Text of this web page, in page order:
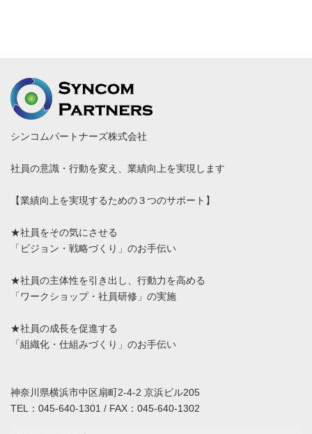
シンコムパートナーズ株式会社
社員の意識・行動を変え、業績向上を実現します
【業績向上を実現するための３つのサポート】
★社員をその気にさせる
「ビジョン・戦略づくり」のお手伝い
★社員の主体性を引き出し、行動力を高める
「ワークショップ・社員研修」の実施
★社員の成長を促進する
「組織化・仕組みづくり」のお手伝い
神奈川県横浜市中区扇町2-4-2 京浜ビル205
TEL：045-640-1301 / FAX：045-640-1302